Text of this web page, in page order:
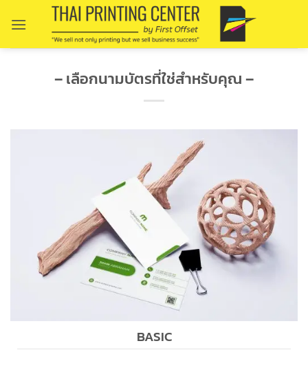
– เลือกนามบัตรที่ใช่สำหรับคุณ –
BASIC